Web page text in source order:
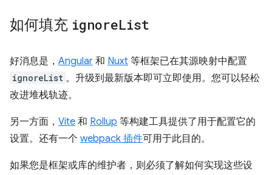
如何填充 ignoreList
好消息是， Angular 和 Nuxt 等框架已在其源映射中配置
ignoreList 。升级到最新版本即可立即使用。您可以轻松
改进堆栈轨迹。
另一方面， Vite 和 Rollup 等构建工具提供了用于配置它的
设置。还有一个 webpack 插件可用于此目的。
如果您是框架或库的维护者，则必须了解如何实现这些设